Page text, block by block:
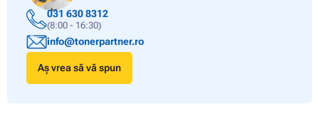
031 630 8312
(8:00 - 16:30)
info@tonerpartner.ro
Aș vrea să vă spun